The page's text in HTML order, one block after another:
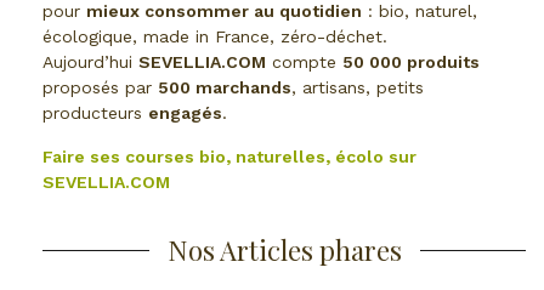
pour mieux consommer au quotidien : bio, naturel,
écologique, made in France, zéro-déchet.
Aujourd’hui SEVELLIA.COM compte 50 000 produits
proposés par 500 marchands, artisans, petits
producteurs engagés.
Faire ses courses bio, naturelles, écolo sur
SEVELLIA.COM
Nos Articles phares